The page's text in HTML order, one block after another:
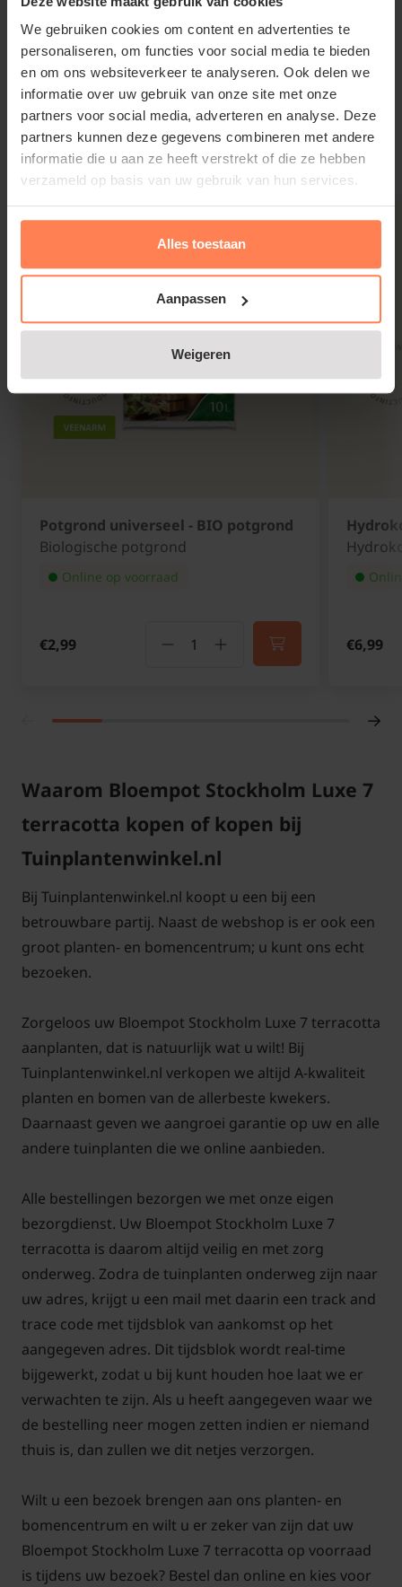
We gebruiken cookies om content en advertenties te
personaliseren, om functies voor social media te bieden
en om ons websiteverkeer te analyseren. Ook delen we
informatie over uw gebruik van onze site met onze
partners voor social media, adverteren en analyse. Deze
partners kunnen deze gegevens combineren met andere
informatie die u aan ze heeft verstrekt of die ze hebben
verzameld op basis van uw gebruik van hun services.
Alles toestaan
Aanpassen
Weigeren
Wij bezorgen deze terracotta potten zelf en zorgen
voor een stevige, beschermende verpakking. Zo
komt uw bestelling veilig en netjes bij u aan. Wilt u
direct aanplanten? Dan kunt upotgrondof
hydrokorrels
eenvoudig meebestellen, zodat u alles
in één levering ontvangt.
Lees meer
Gerelateerde producten
Potgrond universeel - BIO potgrond
Biologische potgrond
Online op voorraad
€2,99 €6,99
Waarom Bloempot Stockholm Luxe 7
terracotta kopen of kopen bij
Tuinplantenwinkel.nl
Bij Tuinplantenwinkel.nl koopt u een bij een
betrouwbare partij. Naast de webshop is er ook een
groot planten- en bomencentrum; u kunt ons echt
bezoeken.
Zorgeloos uw Bloempot Stockholm Luxe 7 terracotta
aanplanten, dat is natuurlijk wat u wilt! Bij
Tuinplantenwinkel.nl verkopen we altijd A-kwaliteit
planten en bomen van de allerbeste kwekers.
Daarnaast geven we aangroei garantie op uw en alle
andere tuinplanten die we online aanbieden.
Alle bestellingen bezorgen we met onze eigen
bezorgdienst. Uw Bloempot Stockholm Luxe 7
terracotta is daarom altijd veilig en met zorg
onderweg. Zodra de tuinplanten onderweg zijn naar
uw adres, krijgt u een mail met daarin een track and
trace code met tijdsblok van aankomst op het
aangegeven adres. Dit tijdsblok wordt real-time
bijgewerkt, zodat u bij kunt houden hoe laat we er
verwachten te zijn. Als u heeft aangegeven waar we
de bestelling neer mogen zetten indien er niemand
thuis is, dan zullen we dit netjes verzorgen.
Wilt u een bezoek brengen aan ons planten- en
bomencentrum en wilt u er zeker van zijn dat uw
Bloempot Stockholm Luxe 7 terracotta op voorraad
is tijdens uw bezoek? Bestel dan online en kies voor